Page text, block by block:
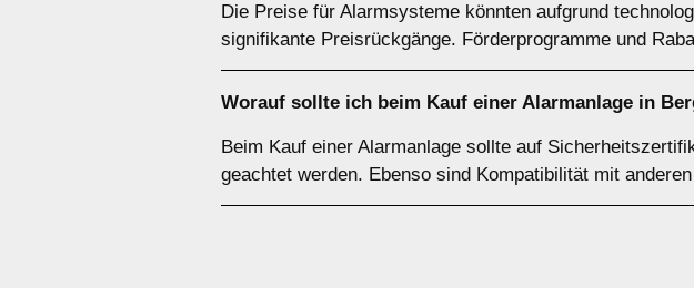
Die Preise für Alarmsysteme könnten aufgrund
signifikante Preisrückgänge. Förderprogramme und
Worauf sollte ich beim Kauf einer Alarmanlage in
Beim Kauf einer Alarmanlage sollte auf
geachtet werden. Ebenso sind Kompatibilität mit